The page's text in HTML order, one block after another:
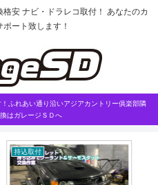
安 ナビ・ドラレコ取付！ あなたのカ
ート致します！
ふれあい通り沿いアジアカントリー俱楽部隣
はガレージＳＤへ
持込取付